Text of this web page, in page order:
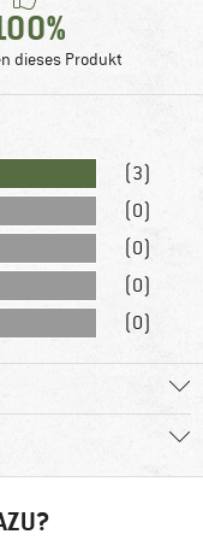
dieses Produkt
(3)
(0)
(0)
(0)
(0)